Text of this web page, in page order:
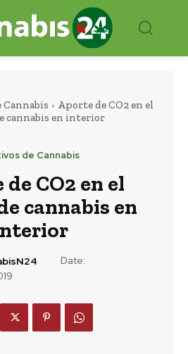
Aporte de CO2 en el
cannabis en interior
de Cannabis
CO2 en el
cannabis en
Date: